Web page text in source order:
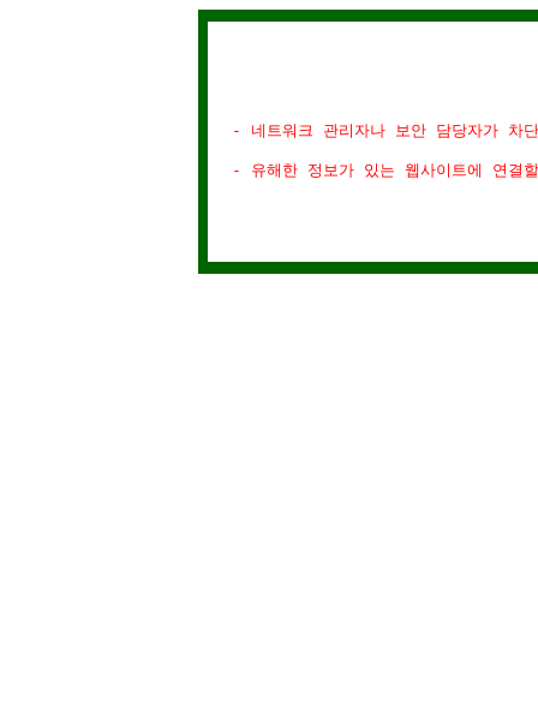
- 네트워크 관리자나 보안 담당자가 차
- 유해한 정보가 있는 웹사이트에 연결